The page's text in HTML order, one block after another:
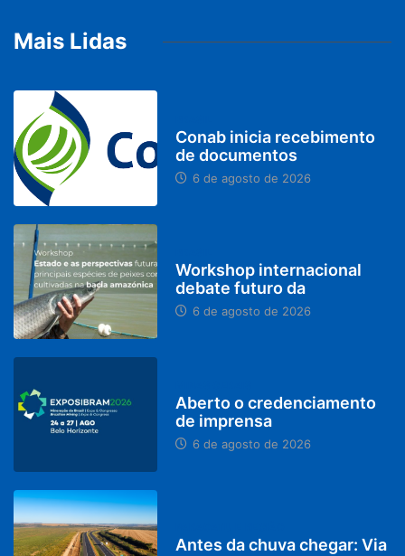
Mais Lidas
Conab inicia recebimento
de documentos
6 de agosto de 2026
Workshop internacional
debate futuro da
6 de agosto de 2026
Aberto o credenciamento
de imprensa
6 de agosto de 2026
Antes da chuva chegar: Via